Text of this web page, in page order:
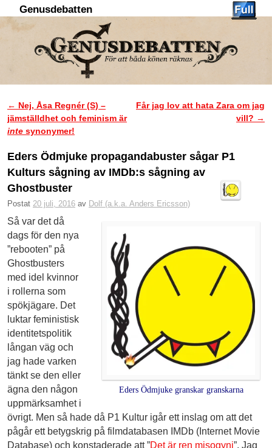
Genusdebatten
Inläggsnavigering
← Nej, Åsa Regnér (S) –
jämställdhet och feminism är
inte synonymer!
Får jag lov att hata Zara om jag
vill? →
Eders Ödmjuke propagandabuster sågar P1
Kulturs sågning av IMDb:s sågning av
Ghostbuster
Postat 20 juli, 2016 av Dolf (a.k.a. Anders Ericsson)
Eders Ödmjuke granskar granskarna
Så var det då
dags för den nya
”rebooten” på
Ghostbusters
med idel kvinnor
i rollerna som
spökjägare. Det
luktar feministisk
identitetspolitik
långan väg och
jag hade varken
tänkt se den eller
ägna den någon
uppmärksamhet i
övrigt. Men så hade då P1 Kultur igår ett inslag om att det
pågår ett betygskrig på filmdatabasen IMDb (Internet Movie
Database) och konstaderade att ”Det är ren misogyni”. Jag